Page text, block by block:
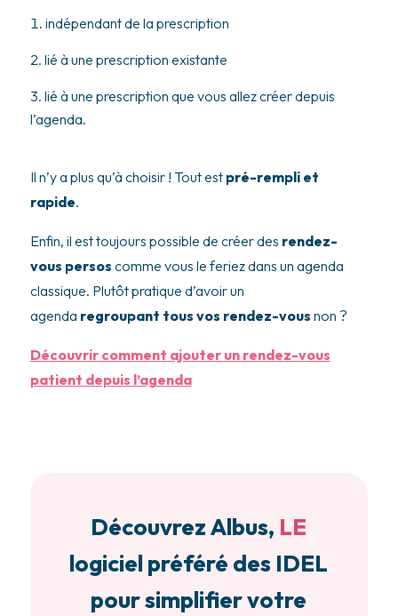
indépendant de la prescription
lié à une prescription existante
lié à une prescription que vous allez créer depuis
l’agenda.
Il n’y a plus qu’à choisir ! Tout est pré-rempli et
rapide.
Enfin, il est toujours possible de créer des rendez-
vous persos comme vous le feriez dans un agenda
classique. Plutôt pratique d’avoir un
agenda regroupant tous vos rendez-vous non ?
Découvrir comment ajouter un rendez-vous
patient depuis l’agenda
Découvrez Albus, LE
logiciel préféré des IDEL
pour simplifier votre